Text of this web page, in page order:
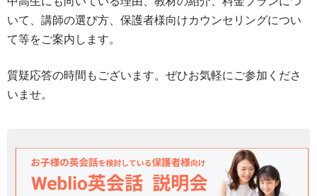
いて、講師の選び方、保護者様向けカウンセリングについ
て等をご案内します。
質疑応答の時間もございます。ぜひお気軽にご参加くださ
いませ。